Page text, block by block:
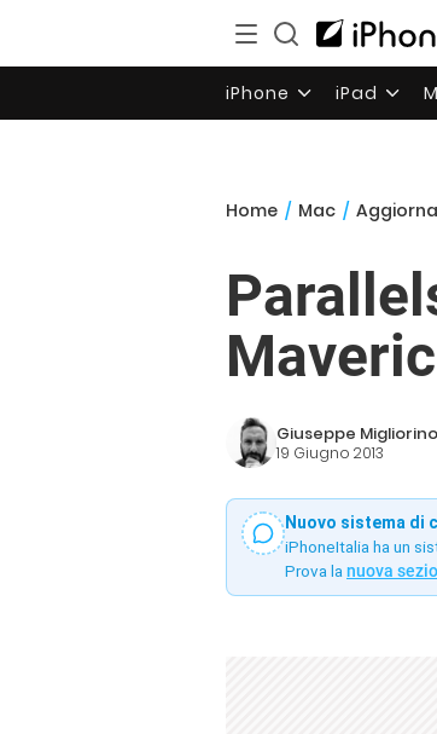
iPhone iPad
Home / Mac /
Giuseppe Migliorino
19 Giugno 2013
Nuovo sistema di
iPhoneItalia ha un
Prova la nuova